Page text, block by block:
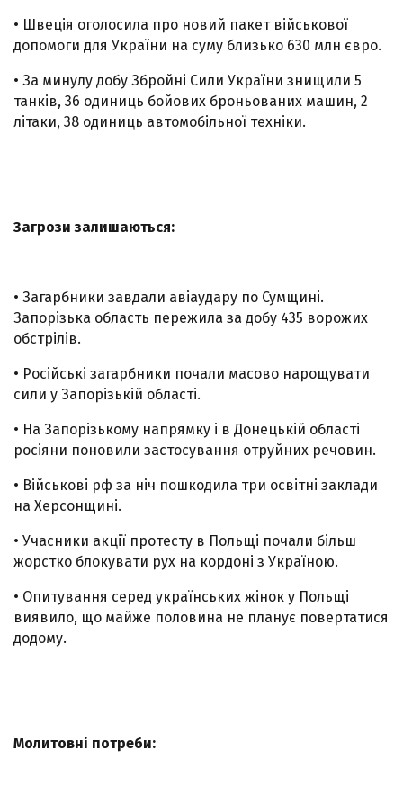
• Швеція оголосила про новий пакет військової
допомоги для України на суму близько 630 млн євро.
• За минулу добу Збройні Сили України знищили 5
танків, 36 одиниць бойових броньованих машин, 2
літаки, 38 одиниць автомобільної техніки.
Загрози залишаються:
• Загарбники завдали авіаудару по Сумщині.
Запорізька область пережила за добу 435 ворожих
обстрілів.
• Російські загарбники почали масово нарощувати
сили у Запорізькій області.
• На Запорізькому напрямку і в Донецькій області
росіяни поновили застосування отруйних речовин.
• Військові рф за ніч пошкодила три освітні заклади
на Херсонщині.
• Учасники акції протесту в Польщі почали більш
жорстко блокувати рух на кордоні з Україною.
• Опитування серед українських жінок у Польщі
виявило, що майже половина не планує повертатися
додому.
Молитовні потреби: